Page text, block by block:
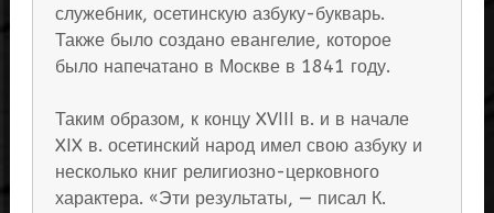
служебник, осетинскую азбуку-букварь.
Также было создано евангелие, которое
было напечатано в Москве в 1841 году.
Таким образом, к концу XVIII в. и в начале
XIX в. осетинский народ имел свою азбуку и
несколько книг религиозно-церковного
характера. «Эти результаты, — писал К.